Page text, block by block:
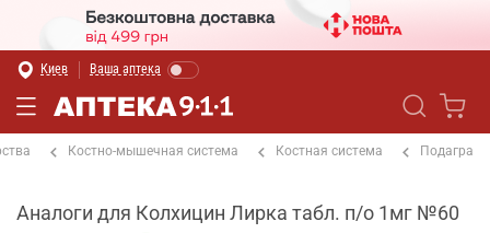
Киев Ваша аптека
Костно-мышечная система Костная система Подагра
Аналоги для Колхицин Лирка табл. п/о 1мг №60